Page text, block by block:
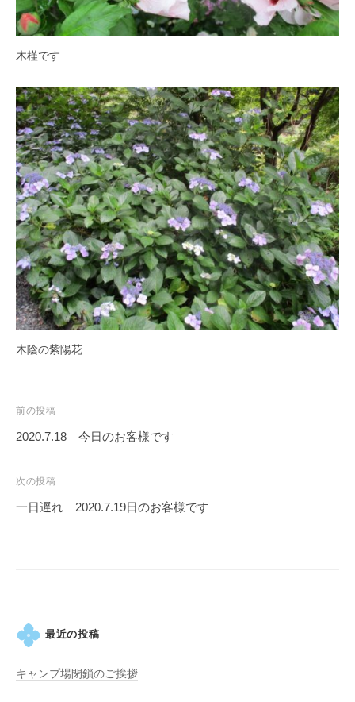
紅
葉
等
四
季
折
々
の
美
し
い
花
が
楽
し
め
ま
木槿です
木陰の紫陽花
投
稿
ビ
ゲ
前の投稿
2020.7.18 今日のお客様です
次の投稿
一日遅れ 2020.7.19日のお客様です
最近の投稿
キャンプ場閉鎖のご挨拶